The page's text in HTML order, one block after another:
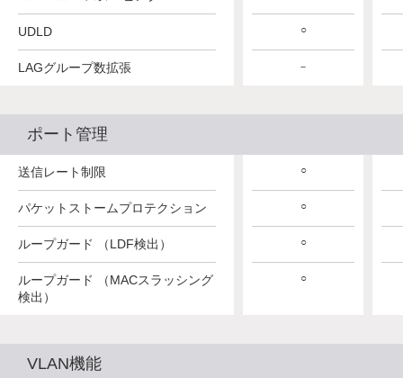
UDLD
LAGグループ数拡張
○
－
○
－
ポート管理
送信レート制限
パケットストームプロテクション
ループガード （LDF検出）
ループガード （MACスラッシング
検出）
○
○
○
○
○
○
○
○
○
○
VLAN機能